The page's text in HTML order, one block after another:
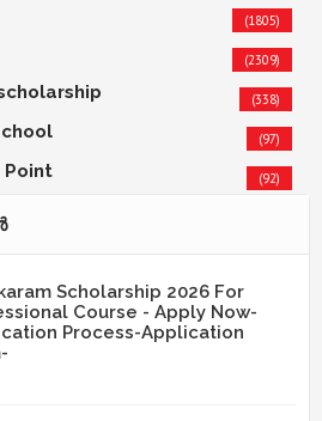
(1805)
(2309)
(338)
(97)
Point (92)
Scholarship 2026 For
Course - Apply Now-
Process-Application